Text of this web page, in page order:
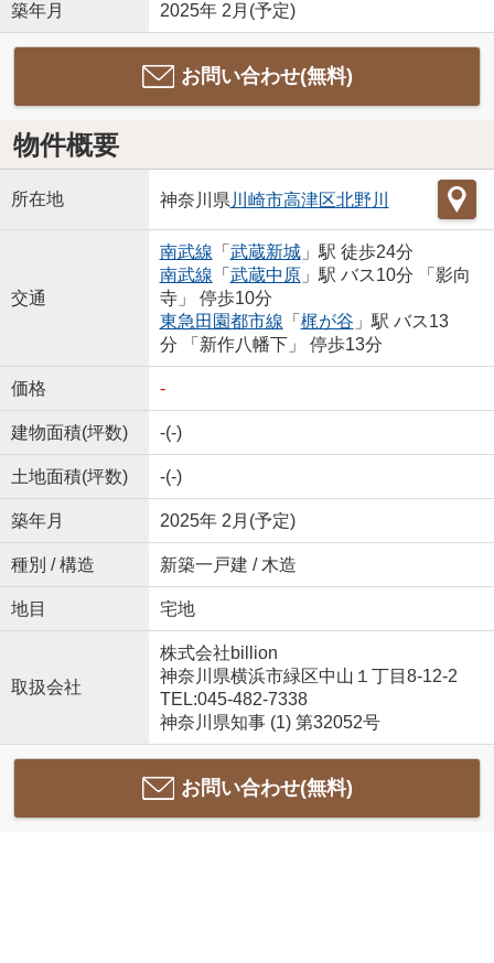
築年月 2025年 2月(予定)
お問い合わせ(無料)
物件概要
所在地 神奈川県 川崎市高津区北野川
交通
南武線 「 武蔵新城」駅 徒歩24分
南武線 「 武蔵中原」駅 バス10分 「影向
寺」 停歩10分
東急田園都市線 「 梶が谷 」駅 バス13
分 「新作八幡下」 停歩13分
価格 -
建物面積(坪数) -(-)
土地面積(坪数) -(-)
築年月 2025年 2月(予定)
種別 / 構造 新築一戸建 / 木造
地目 宅地
取扱会社
株式会社billion
神奈川県横浜市緑区中山１丁目8-12-2
TEL:045-482-7338
神奈川県知事 (1) 第32052号
お問い合わせ(無料)